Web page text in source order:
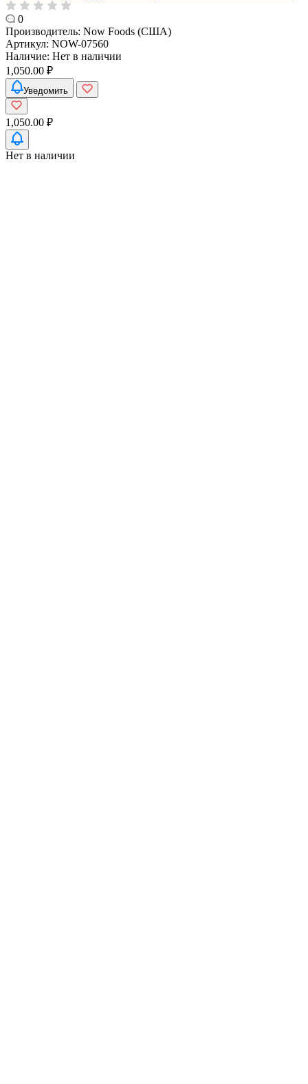
0
Производитель: Now Foods (США)
Артикул: NOW-07560
Наличие: Нет в наличии
1,050.00 ₽
Уведомить
1,050.00 ₽
Нет в наличии